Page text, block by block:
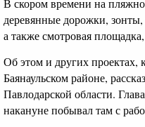
В скором времени на
деревянные дорожки,
а также смотровая
Об этом и других проектах,
Баянаульском районе,
Павлодарской области.
накануне побывал там с